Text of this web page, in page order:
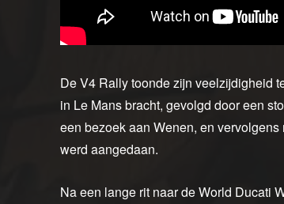
De V4 Rally toonde zijn veelzijdigheid
in Le Mans bracht, gevolgd door een
een bezoek aan Wenen, en
werd aangedaan.
Na een lange rit naar de World Ducati